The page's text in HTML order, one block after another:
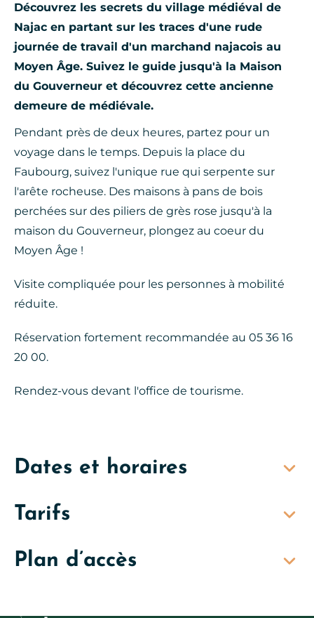
Découvrez les secrets du village médiéval de
Najac en partant sur les traces d'une rude
journée de travail d'un marchand najacois au
Moyen Âge. Suivez le guide jusqu'à la Maison
du Gouverneur et découvrez cette ancienne
demeure de médiévale.
Pendant près de deux heures, partez pour un
voyage dans le temps. Depuis la place du
Faubourg, suivez l'unique rue qui serpente sur
l'arête rocheuse. Des maisons à pans de bois
perchées sur des piliers de grès rose jusqu'à la
maison du Gouverneur, plongez au coeur du
Moyen Âge !
Visite compliquée pour les personnes à mobilité
réduite.
Réservation fortement recommandée au 05 36 16
20 00.
Rendez-vous devant l'office de tourisme.
Dates et horaires
Tarifs
Plan d’accès